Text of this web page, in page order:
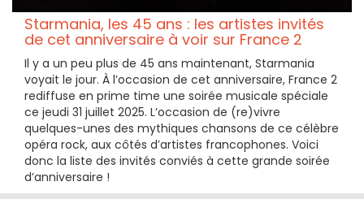
Starmania, les 45 ans : les artistes invités
de cet anniversaire à voir sur France 2
Il y a un peu plus de 45 ans maintenant, Starmania
voyait le jour. À l’occasion de cet anniversaire, France 2
rediffuse en prime time une soirée musicale spéciale
ce jeudi 31 juillet 2025. L’occasion de (re)vivre
quelques-unes des mythiques chansons de ce célèbre
opéra rock, aux côtés d’artistes francophones. Voici
donc la liste des invités conviés à cette grande soirée
d’anniversaire !